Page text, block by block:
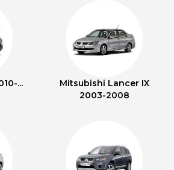
...
Mitsubishi Lancer IX
2003-2008